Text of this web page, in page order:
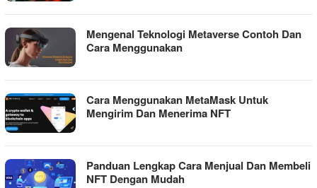
Mengenal Teknologi Metaverse Contoh Dan
Cara Menggunakan
Cara Menggunakan MetaMask Untuk
Mengirim Dan Menerima NFT
Panduan Lengkap Cara Menjual Dan Membeli
NFT Dengan Mudah